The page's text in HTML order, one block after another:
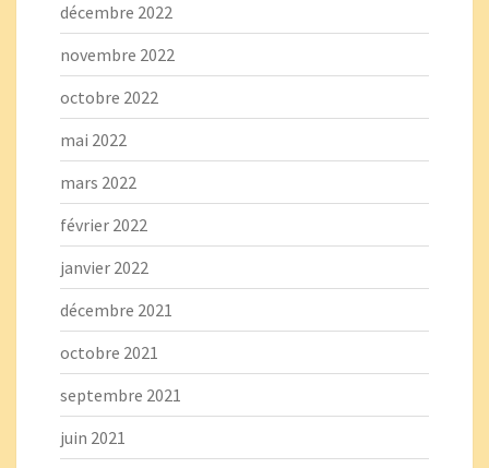
décembre 2022
novembre 2022
octobre 2022
mai 2022
mars 2022
février 2022
janvier 2022
décembre 2021
octobre 2021
septembre 2021
juin 2021